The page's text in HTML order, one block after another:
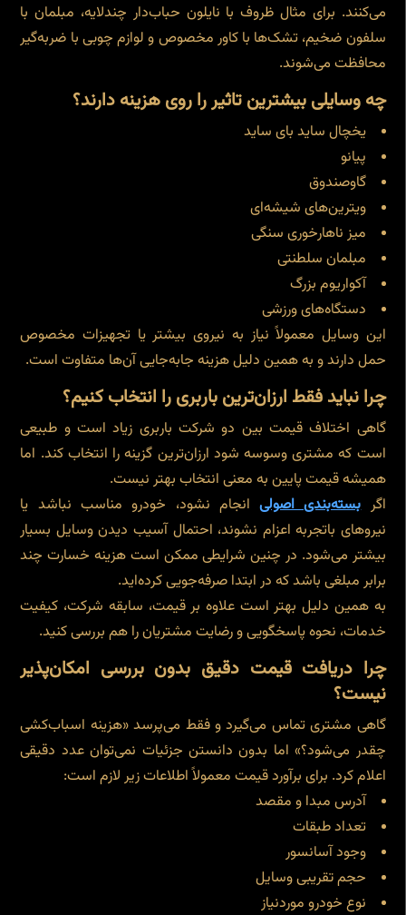
می‌کنند. برای مثال ظروف با نایلون حباب‌دار چندلایه، مبلمان با
سلفون ضخیم، تشک‌ها با کاور مخصوص و لوازم چوبی با ضربه‌گیر
محافظت می‌شوند.
چه وسایلی بیشترین تاثیر را روی هزینه دارند؟
یخچال ساید بای ساید
پیانو
گاوصندوق
ویترین‌های شیشه‌ای
میز ناهارخوری سنگی
مبلمان سلطنتی
آکواریوم بزرگ
دستگاه‌های ورزشی
این وسایل معمولاً نیاز به نیروی بیشتر یا تجهیزات مخصوص
حمل دارند و به همین دلیل هزینه جابه‌جایی آن‌ها متفاوت است.
چرا نباید فقط ارزان‌ترین باربری را انتخاب کنیم؟
گاهی اختلاف قیمت بین دو شرکت باربری زیاد است و طبیعی
است که مشتری وسوسه شود ارزان‌ترین گزینه را انتخاب کند. اما
همیشه قیمت پایین به معنی انتخاب بهتر نیست.
اگربسته‌بندی اصولیانجام نشود، خودرو مناسب نباشد یا
نیروهای باتجربه اعزام نشوند، احتمال آسیب دیدن وسایل بسیار
بیشتر می‌شود. در چنین شرایطی ممکن است هزینه خسارت چند
برابر مبلغی باشد که در ابتدا صرفه‌جویی کرده‌اید.
به همین دلیل بهتر است علاوه بر قیمت، سابقه شرکت، کیفیت
خدمات، نحوه پاسخگویی و رضایت مشتریان را هم بررسی کنید.
چرا دریافت قیمت دقیق بدون بررسی امکان‌پذیر
نیست؟
گاهی مشتری تماس می‌گیرد و فقط می‌پرسد «هزینه اسباب‌کشی
چقدر می‌شود؟» اما بدون دانستن جزئیات نمی‌توان عدد دقیقی
اعلام کرد. برای برآورد قیمت معمولاً اطلاعات زیر لازم است:
آدرس مبدا و مقصد
تعداد طبقات
وجود آسانسور
حجم تقریبی وسایل
نوع خودرو موردنیاز